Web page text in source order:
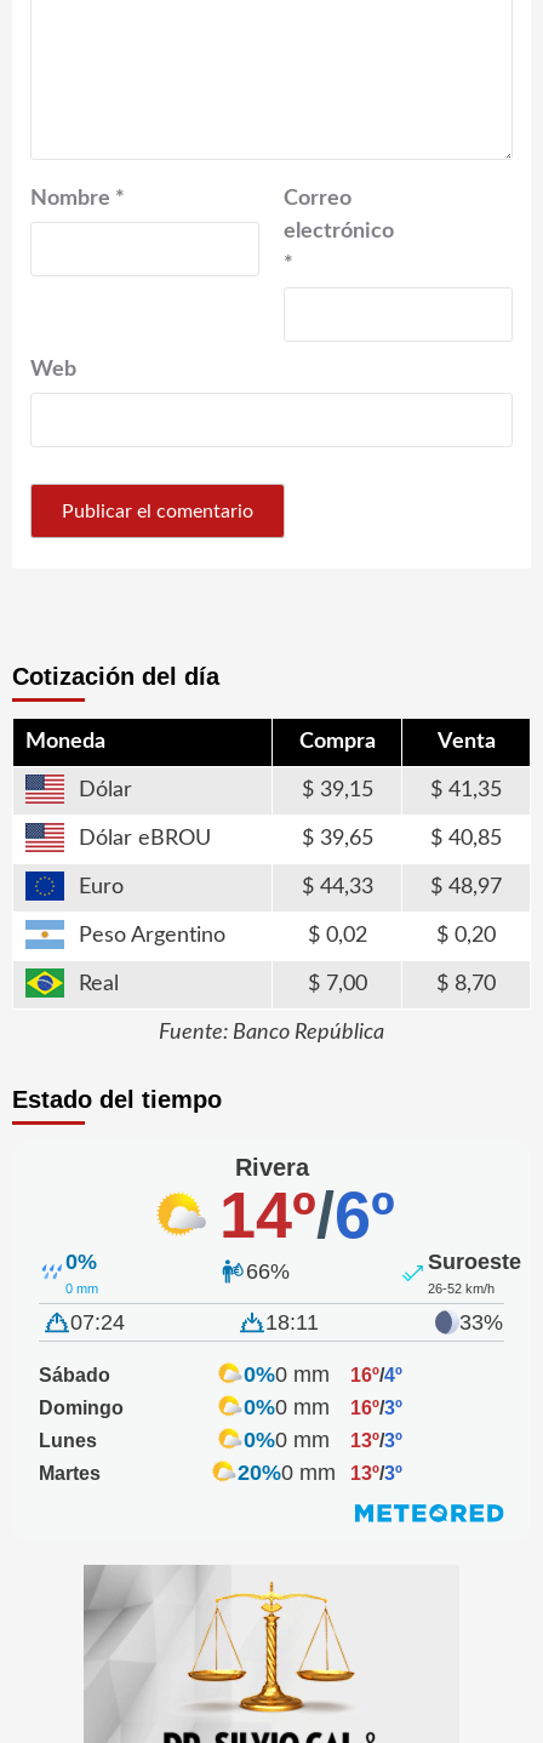
Nombre *
Correo
electrónico
*
Web
Cotización del día
Moneda Compra Venta
Dólar 39,15 41,35
Dólar eBROU 39,65 40,85
Euro 44,33 48,97
Peso Argentino 0,02 0,20
Real 7,00 8,70
Fuente: Banco República
Estado del tiempo
Rivera
14º/6º
0%
0 mm
66% Suroeste
26-52 km/h
07:24 18:11 33%
Sábado 0%0 mm 16º/4º
Domingo
0%0 mm 16º/3º
Lunes
0%0 mm 13º/3º
Martes
20%0 mm 13º/3º